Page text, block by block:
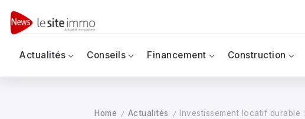
Actualités Conseils Financement Construction
Home / Actualités / Investissement locatif